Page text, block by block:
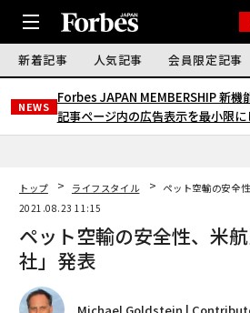
新着記事 人気記事 会員限定記事
NEWS
Forbes JAPAN MEMBERSHIP 新機
記事ページ内の広告表示を最小限に
トップ ライフスタイル
ペット空輸の安全
2021.08.23 11:15
ペット空輸の安全性、米
社」発表
Michael Goldstein |